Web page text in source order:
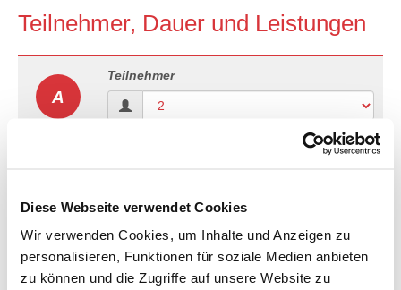
Diese Webseite verwendet Cookies
Wir verwenden Cookies, um Inhalte und Anzeigen zu
personalisieren, Funktionen für soziale Medien anbieten
zu können und die Zugriffe auf unsere Website zu
Teilnehmer, Dauer und Leistungen
A
Teilnehmer
Anreise